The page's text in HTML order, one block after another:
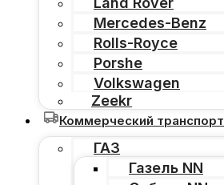
Mercedes-Benz
Rolls-Royce
Porshe
Volkswagen
Zeekr
Коммерческий транспорт
ГАЗ
Газель NN